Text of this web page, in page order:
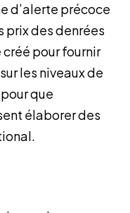
d’alerte précoce
prix des denrées
créé pour fournir
les niveaux de
que
élaborer des